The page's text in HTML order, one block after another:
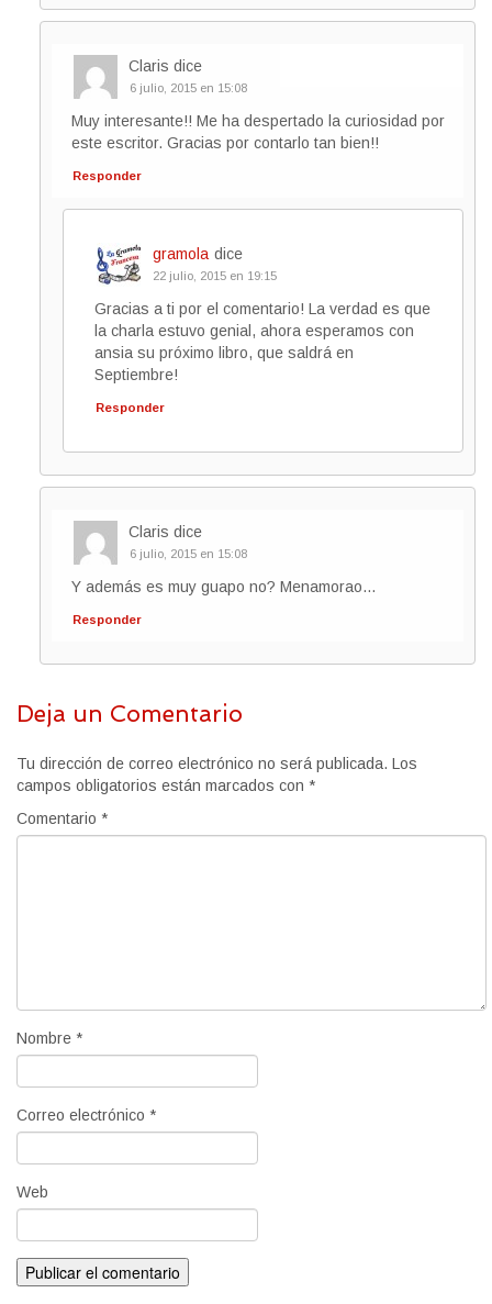
Claris dice
6 julio, 2015 en 15:08
Muy interesante!! Me ha despertado la curiosidad por
este escritor. Gracias por contarlo tan bien!!
Responder
gramola dice
22 julio, 2015 en 19:15
Gracias a ti por el comentario! La verdad es que
la charla estuvo genial, ahora esperamos con
ansia su próximo libro, que saldrá en
Septiembre!
Responder
Claris dice
6 julio, 2015 en 15:08
Y además es muy guapo no? Menamorao…
Responder
Deja un Comentario
Tu dirección de correo electrónico no será publicada. Los
campos obligatorios están marcados con *
Comentario *
Nombre *
Correo electrónico *
Web